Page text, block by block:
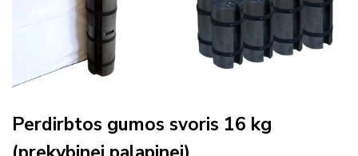
Perdirbtos gumos svoris 16 kg